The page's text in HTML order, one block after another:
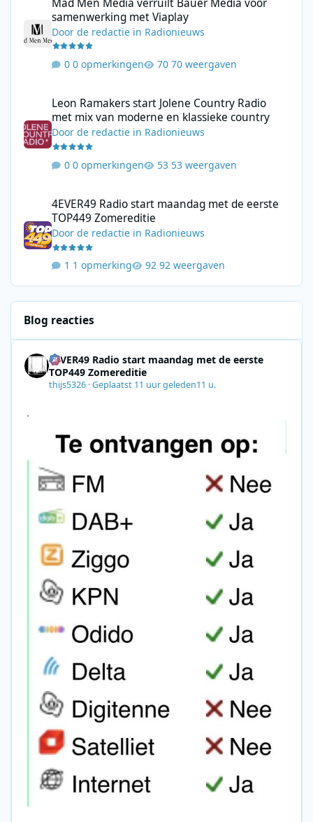
samenwerking met Viaplay
Doorde redactie in Radionieuws
0 opmerkingen 70 weergaven
Leon Ramakers start Jolene Country Radio
met mix van moderne en klassieke country
Doorde redactie in Radionieuws
0 opmerkingen 53 weergaven
4EVER49 Radio start maandag met de eerste
TOP449 Zomereditie
Doorde redactie in Radionieuws
1 opmerking 92 weergaven
Blog reacties
4EVER49 Radio start maandag met de eerste
TOP449 Zomereditie
thijs5326 ·Geplaatst 11 uur geleden11 u.
.